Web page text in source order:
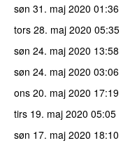
søn 31. maj 2020 01:36
tors 28. maj 2020 05:35
søn 24. maj 2020 13:58
søn 24. maj 2020 03:06
ons 20. maj 2020 17:19
tirs 19. maj 2020 05:05
søn 17. maj 2020 18:10